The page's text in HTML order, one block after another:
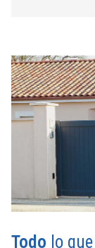
Todo lo